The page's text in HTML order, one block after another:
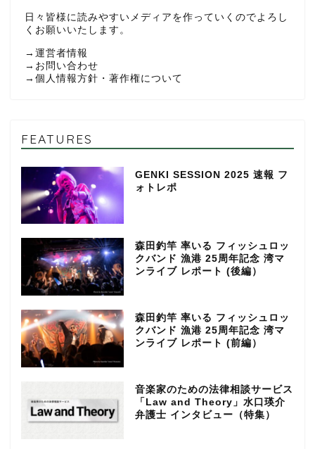
日々皆様に読みやすいメディアを作っていくのでよろし
くお願いいたします。
→ 運営者情報
→ お問い合わせ
→ 個人情報方針・著作権について
FEATURES
GENKI SESSION 2025 速報 フ
ォトレポ
森田釣竿 率いる フィッシュロッ
クバンド 漁港 25周年記念 湾マ
ンライブ レポート (後編）
森田釣竿 率いる フィッシュロッ
クバンド 漁港 25周年記念 湾マ
ンライブ レポート (前編）
音楽家のための法律相談サービス
「Law and Theory」水口瑛介
弁護士 インタビュー（特集）